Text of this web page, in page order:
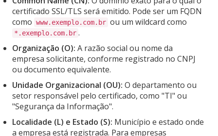
certificado SSL/TLS será emitido. Pode ser um FQDN
como www.exemplo.com.br ou um wildcard como
*.exemplo.com.br .
Organização (O): A razão social ou nome da
empresa solicitante, conforme registrado no CNPJ
ou documento equivalente.
Unidade Organizacional (OU): O departamento ou
setor responsável pelo certificado, como "TI" ou
"Segurança da Informação".
Localidade (L) e Estado (S): Município e estado onde
a empresa está registrada. Para empresas